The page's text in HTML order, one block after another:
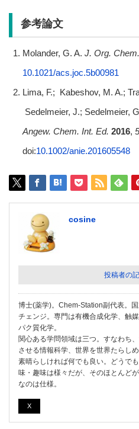
参考論文
Molander, G. A. J. Org. Chem.
10.1021/acs.joc.5b00981
Lima, F.; Kabeshov, M. A.;
Sedelmeier, J.; Sedelmeier,
Angew. Chem. Int. Ed. 2016,
doi:10.1002/anie.201605548
cosine
投稿者の
博士(薬学)。Chem-Station副代表。
チェンジ。専門は有機合成化学、触
パク質化学。
関心ある学問領域は三つ。すなわち
させる情報科学、世界を世界たらしめ
素晴らしければ何でも良い。どうで
味・趣味は様々だが、そのほとんど
なのは仕様。
X